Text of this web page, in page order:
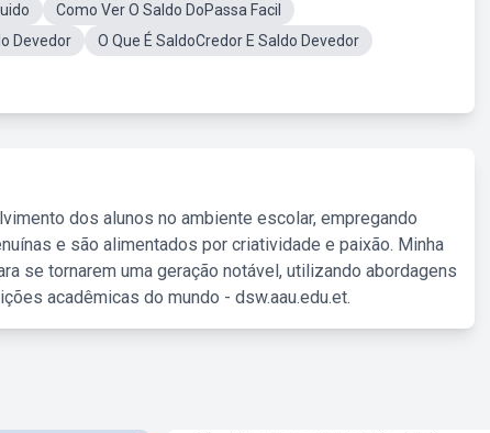
Como Ver O Saldo DoPassa Facil
Devedor
O Que É SaldoCredor E Saldo Devedor
dos alunos no ambiente escolar, empregando
e são alimentados por criatividade e paixão. Minha
se tornarem uma geração notável, utilizando abordagens
acadêmicas do mundo - dsw.aau.edu.et.